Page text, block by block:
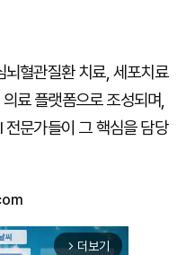
혈관질환 치료, 세포치료
료 플랫폼으로 조성되며,
문가들이 그 핵심을 담당
arrow_forward_ios 더보기